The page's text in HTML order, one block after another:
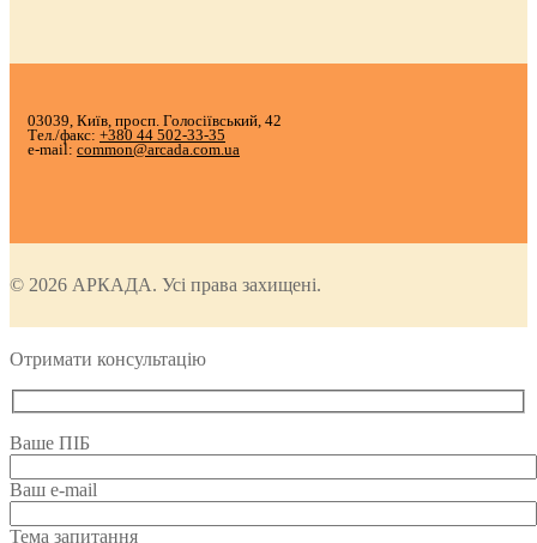
03039, Київ, просп. Голосіївський, 42
Тел./факс: +380 44 502-33-35
e-mail: common@arcada.com.ua
© 2026 АРКАДА. Усі права захищені.
Отримати консультацію
Ваше ПІБ
Ваш e-mail
Тема запитання